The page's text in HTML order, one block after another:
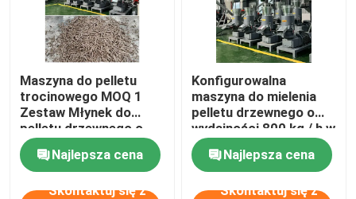
Maszyna do pelletu
trocinowego MOQ 1
Zestaw Młynek do
pelletu drzewnego o
napięciu 380 V
Możliwość
dostosowania koloru
Najlepsza cena
Skontaktuj się z
Konfigurowalna
maszyna do mielenia
pelletu drzewnego o
wydajności 800 kg / h w
drewnianej obudowie
CE
Najlepsza cena
Skontaktuj się z